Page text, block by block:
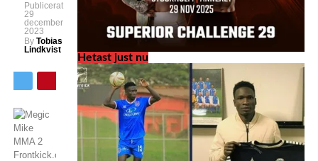
Publicerat
29
december
2023
By Tobias
Lindkvist
Hetast just nu